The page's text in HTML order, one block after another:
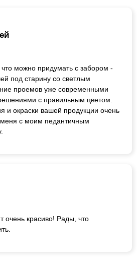
можно придумать с забором -
под старину со светлым
проемов уже современными
с правильным цветом.
и окраски вашей продукции очень
с моим педантичным
очень красиво! Рады, что